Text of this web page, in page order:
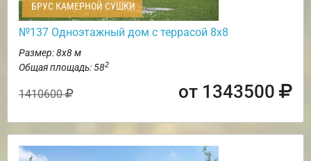
БРУС КАМЕРНОЙ СУШКИ
№137 Одноэтажный дом с террасой 8х8
Размер: 8х8 м
Общая площадь: 582
1410600 от 1343500